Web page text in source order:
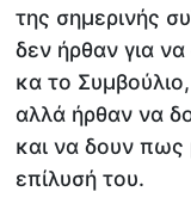
της σημερινής
δεν ήρθαν για
κα το
αλλά ήρθαν να
και να δουν
επίλυσή του.